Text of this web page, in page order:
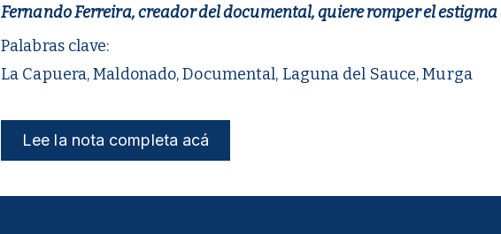
Fernando Ferreira, creador del documental, quiere romper el estigma
Palabras clave:
La Capuera, Maldonado, Documental, Laguna del Sauce, Murga
Lee la nota completa acá